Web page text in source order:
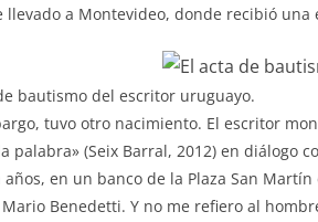
llevado a Montevideo, donde recibió una
bautismo del escritor uruguayo.
tuvo otro nacimiento. El escritor
palabra» (Seix Barral, 2012) en diálogo
años, en un banco de la Plaza San
Benedetti. Y no me refiero al